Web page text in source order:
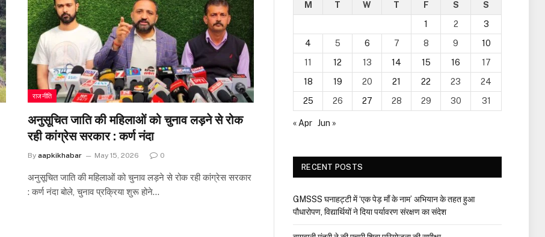
राजनीति
अनुसूचित जाति की महिलाओं को चुनाव लड़ने से रोक
रही कांग्रेस सरकार : कर्ण नंदा
By aapkikhabar May 15, 2026 0
अनुसूचित जाति की महिलाओं को चुनाव लड़ने से रोक रही कांग्रेस सरकार
: कर्ण नंदा बोले, चुनाव प्रक्रिया शुरू होने…
M T W T F S
S
1
2
3
4
5 6 7 8 9
10
11
12 13 14 15 16
17
18
19 20 21 22 23
24
25
26 27 28 29 30 31
« Apr Jun »
RECENT POSTS
GMSSS घनाहट्टी में ‘एक पेड़ माँ के नाम’ अभियान के तहत हुआ
पौधारोपण, विद्यार्थियों ने दिया पर्यावरण संरक्षण का संदेश